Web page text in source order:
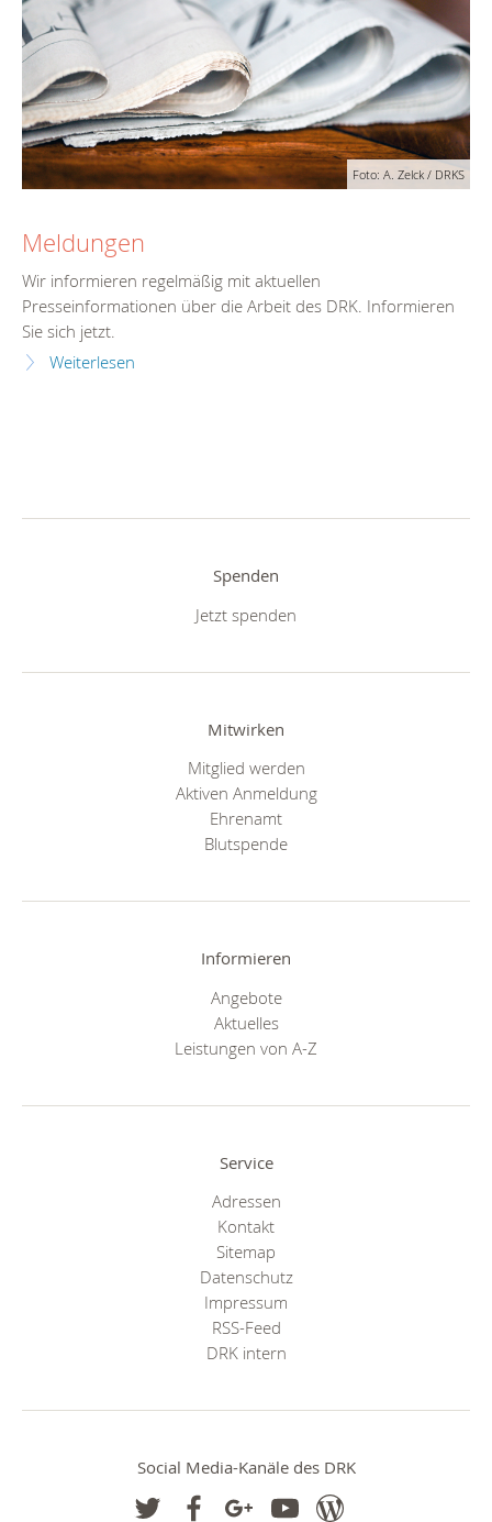
Foto: A. Zelck / DRKS
Meldungen
Wir informieren regelmäßig mit aktuellen
Presseinformationen über die Arbeit des DRK. Informieren
Sie sich jetzt.
Weiterlesen
Spenden
Jetzt spenden
Mitwirken
Mitglied werden
Aktiven Anmeldung
Ehrenamt
Blutspende
Informieren
Angebote
Aktuelles
Leistungen von A-Z
Service
Adressen
Kontakt
Sitemap
Datenschutz
Impressum
RSS-Feed
DRK intern
Social Media-Kanäle des DRK